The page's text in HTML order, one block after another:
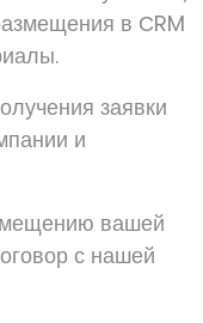
в СRM
заявки
и
вашей
с нашей